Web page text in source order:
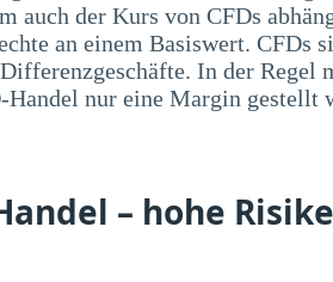
auch der Kurs von CFDs
an einem Basiswert. CFDs
In der Regel
Handel nur eine Margin gestellt
– hohe